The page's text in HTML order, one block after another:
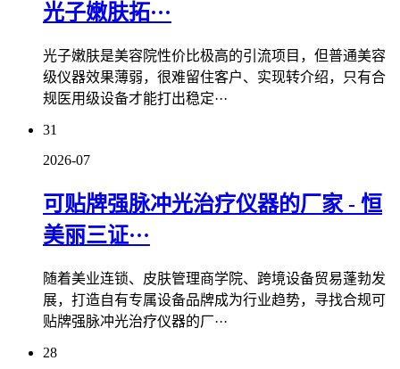
光子嫩肤拓···
光子嫩肤是美容院性价比极高的引流项目，但普通美容
级仪器效果薄弱，很难留住客户、实现转介绍，只有合
规医用级设备才能打出稳定···
31
2026-07
可贴牌强脉冲光治疗仪器的厂家 - 恒
美丽三证···
随着美业连锁、皮肤管理商学院、跨境设备贸易蓬勃发
展，打造自有专属设备品牌成为行业趋势，寻找合规可
贴牌强脉冲光治疗仪器的厂···
28